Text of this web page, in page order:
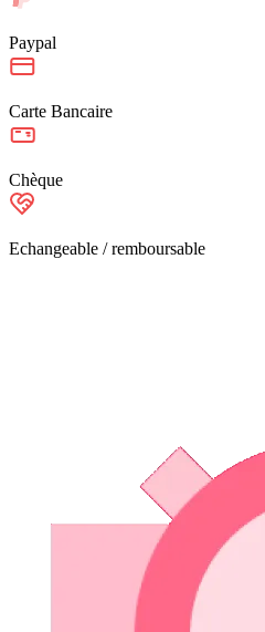
Paypal
Carte Bancaire
Chèque
Echangeable / remboursable